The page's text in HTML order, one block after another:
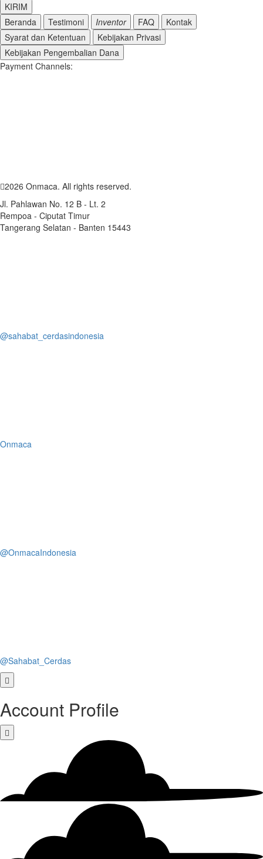
KIRIM
Beranda
Testimoni Inventor FAQ
Kontak
Syarat dan Ketentuan
Kebijakan Privasi
Kebijakan Pengembalian Dana
Payment Channels:
2026 Onmaca. All rights reserved.
Jl. Pahlawan No. 12 B - Lt. 2
Rempoa - Ciputat Timur
Tangerang Selatan - Banten 15443
@sahabat_cerdasindonesia
Onmaca
@OnmacaIndonesia
@Sahabat_Cerdas
Account Profile